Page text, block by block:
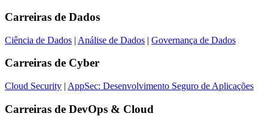
Carreiras de Dados
Ciência de Dados | Análise de Dados | Governança de Dados
Carreiras de Cyber
Cloud Security | AppSec: Desenvolvimento Seguro de Aplicações
Carreiras de DevOps & Cloud